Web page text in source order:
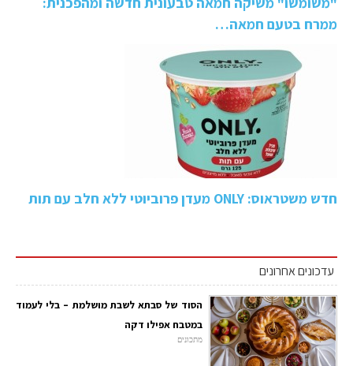
ממרח בטעם חמאה…
חדש משטראוס: ONLY מעדן פרוביוטי ללא חלב עם תות
עדכונים אחרונים
הסוד של סבתא לשבת מושלמת – בלי לעמוד
במטבח אפילו דקה
מתכונים